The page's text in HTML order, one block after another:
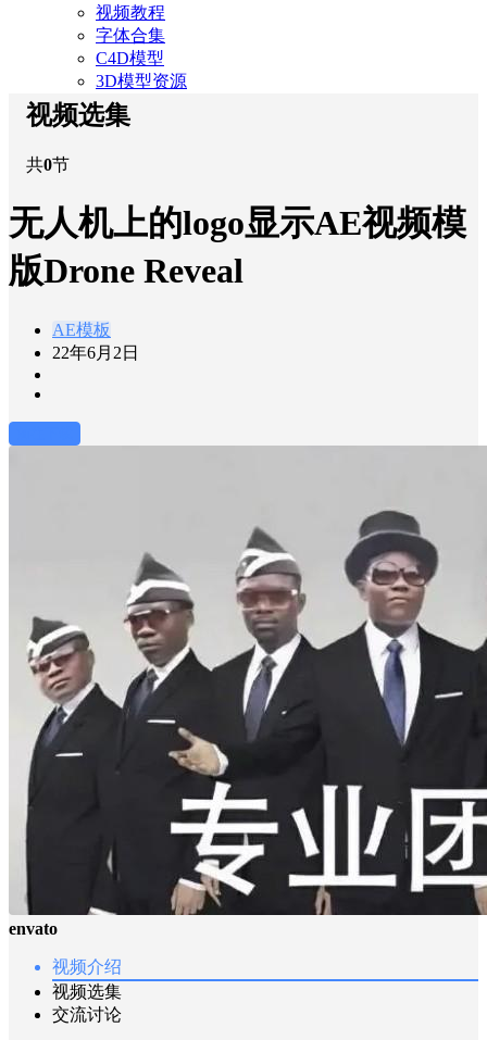
视频教程
字体合集
C4D模型
3D模型资源
视频选集
共0节
无人机上的logo显示AE视频模
版Drone Reveal
AE模板
22年6月2日
envato
视频介绍
视频选集
交流讨论